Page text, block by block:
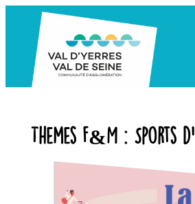
contenu
Themes F&M : Sports